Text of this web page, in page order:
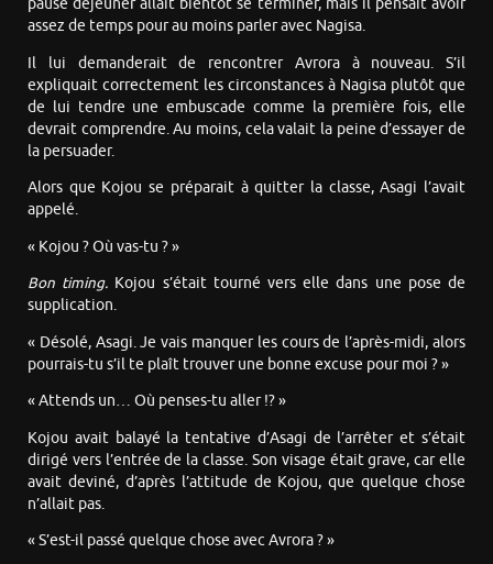
pause déjeuner allait bientôt se terminer, mais il pensait avoir
assez de temps pour au moins parler avec Nagisa.
Il lui demanderait de rencontrer Avrora à nouveau. S’il
expliquait correctement les circonstances à Nagisa plutôt que
de lui tendre une embuscade comme la première fois, elle
devrait comprendre. Au moins, cela valait la peine d’essayer de
la persuader.
Alors que Kojou se préparait à quitter la classe, Asagi l’avait
appelé.
« Kojou ? Où vas-tu ? »
Bon timing. Kojou s’était tourné vers elle dans une pose de
supplication.
« Désolé, Asagi. Je vais manquer les cours de l’après-midi, alors
pourrais-tu s’il te plaît trouver une bonne excuse pour moi ? »
« Attends un… Où penses-tu aller !? »
Kojou avait balayé la tentative d’Asagi de l’arrêter et s’était
dirigé vers l’entrée de la classe. Son visage était grave, car elle
avait deviné, d’après l’attitude de Kojou, que quelque chose
n’allait pas.
« S’est-il passé quelque chose avec Avrora ? »